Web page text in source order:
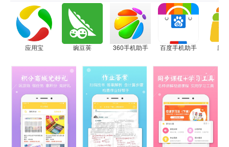
应用宝 豌豆荚 360手机助手 百度手机助手 应